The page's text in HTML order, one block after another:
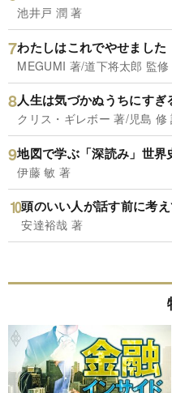
池井戸 潤 著
わたしはこれでやせました
MEGUMI 著/道下将太郎 監修
人生は気づかぬうちにすぎ
クリス・ギレボー 著/児島 修
地図で学ぶ「深読み」世界
伊藤 敏 著
頭のいい人が話す前に考
安達裕哉 著